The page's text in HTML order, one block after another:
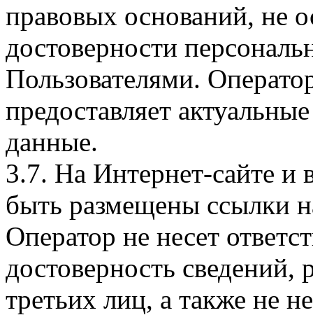
правовых оснований, не
достоверности
Пользователями.
предоставляет
данные.
3.7. На Интернет-сайте
быть размещены ссылки
Оператор не несет
достоверность
третьих лиц, а также не